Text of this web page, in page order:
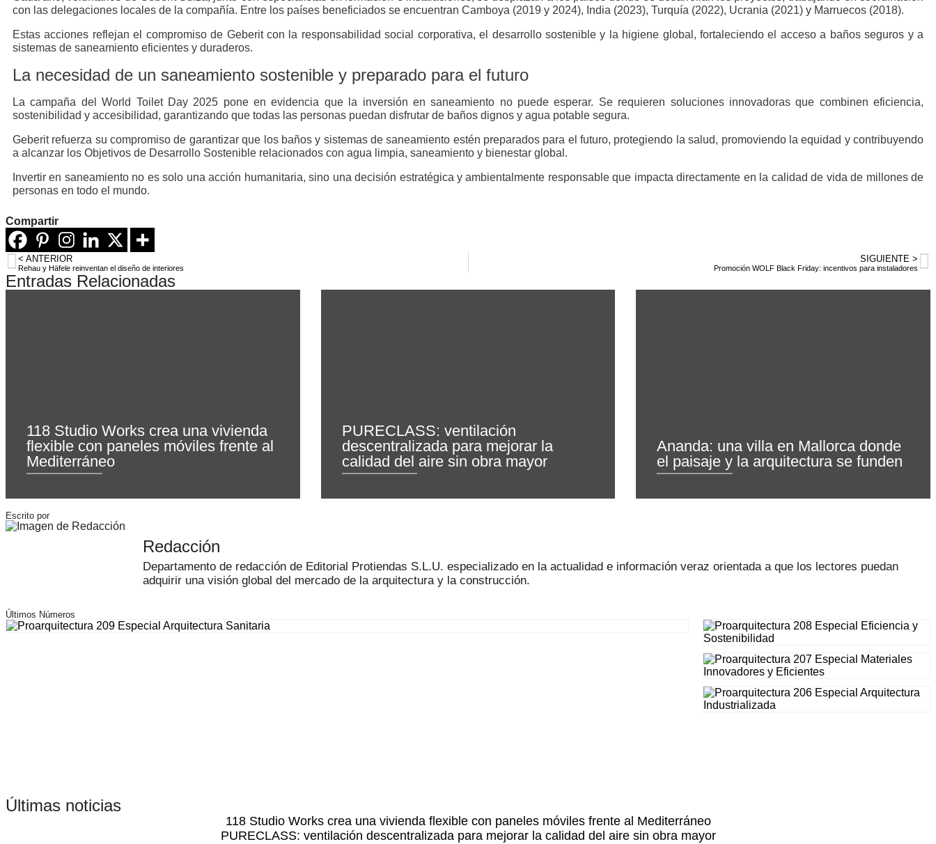
con las delegaciones locales de la compañía. Entre los países beneficiados se encuentran Camboya (2019 y 2024), India (2023), Turquía (2022), Ucrania (2021) y Marruecos (2018).
Estas acciones reflejan el compromiso de Geberit con la responsabilidad social corporativa, el desarrollo sostenible y la higiene global, fortaleciendo el acceso a baños seguros y a
sistemas de saneamiento eficientes y duraderos.
La necesidad de un saneamiento sostenible y preparado para el futuro
La campaña del World Toilet Day 2025 pone en evidencia que la inversión en saneamiento no puede esperar. Se requieren soluciones innovadoras que combinen eficiencia,
sostenibilidad y accesibilidad, garantizando que todas las personas puedan disfrutar de baños dignos y agua potable segura.
Geberit refuerza su compromiso de garantizar que los baños y sistemas de saneamiento estén preparados para el futuro, protegiendo la salud, promoviendo la equidad y contribuyendo
a alcanzar los Objetivos de Desarrollo Sostenible relacionados con agua limpia, saneamiento y bienestar global.
Invertir en saneamiento no es solo una acción humanitaria, sino una decisión estratégica y ambientalmente responsable que impacta directamente en la calidad de vida de millones de
personas en todo el mundo.
Compartir
< ANTERIOR
Rehau y Häfele reinventan el diseño de interiores
SIGUIENTE >
Promoción WOLF Black Friday: incentivos para instaladores
Entradas Relacionadas
118 Studio Works crea una vivienda
flexible con paneles móviles frente al
Mediterráneo
PURECLASS: ventilación
descentralizada para mejorar la
calidad del aire sin obra mayor
Ananda: una villa en Mallorca donde
el paisaje y la arquitectura se funden
Escrito por
Redacción
Departamento de redacción de Editorial Protiendas S.L.U. especializado en la actualidad e información veraz orientada a que los lectores puedan
adquirir una visión global del mercado de la arquitectura y la construcción.
Últimos Números
Últimas noticias
118 Studio Works crea una vivienda flexible con paneles móviles frente al Mediterráneo
PURECLASS: ventilación descentralizada para mejorar la calidad del aire sin obra mayor